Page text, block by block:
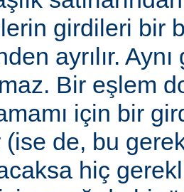
girdileri bir
ayrılır.
Bir eşlem
için bir
(ise de, bu
hiç